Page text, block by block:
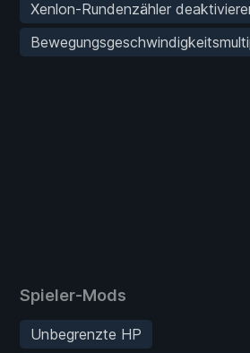
Xenlon-Rundenzähler
Spieler-Mods
Unbegrenzte HP